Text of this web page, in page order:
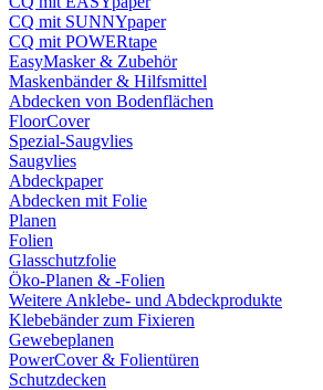
CQ mit SUNNYpaper
CQ mit POWERtape
EasyMasker & Zubehör
Maskenbänder & Hilfsmittel
Abdecken von Bodenflächen
FloorCover
Spezial-Saugvlies
Saugvlies
Abdeckpaper
Abdecken mit Folie
Planen
Folien
Glasschutzfolie
Öko-Planen & -Folien
Weitere Anklebe- und Abdeckprodukte
Klebebänder zum Fixieren
Gewebeplanen
PowerCover & Folientüren
Schutzdecken